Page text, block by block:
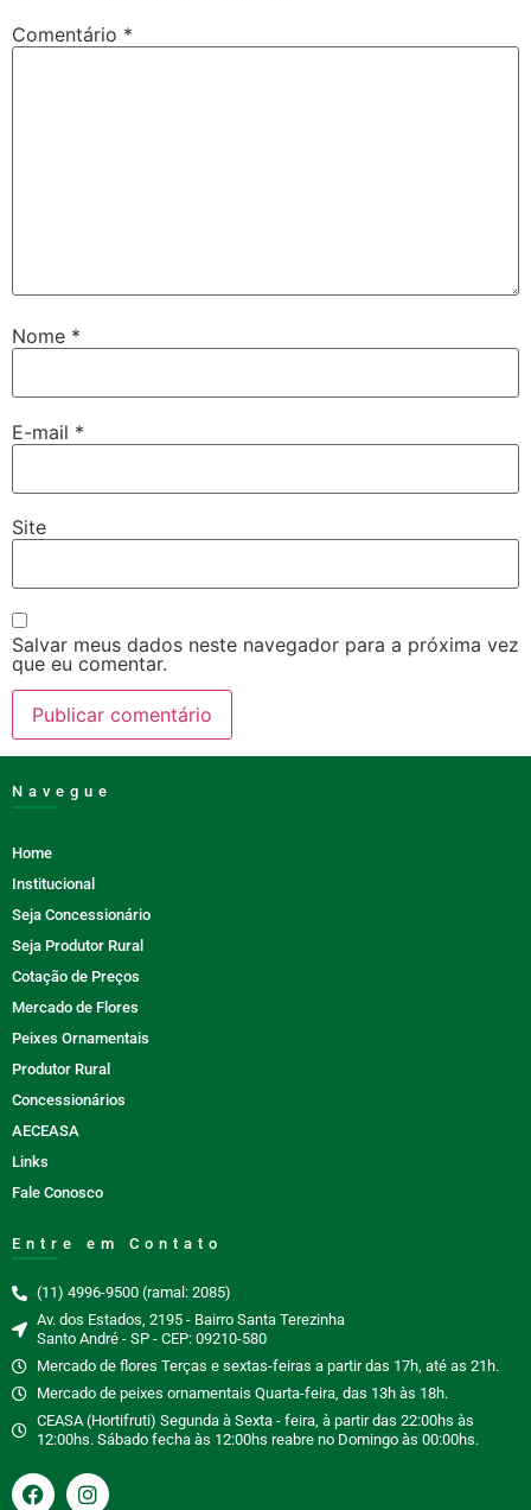
Comentário *
Nome *
E-mail *
Site
Salvar meus dados neste navegador para a próxima vez
que eu comentar.
Navegue
Home
Institucional
Seja Concessionário
Seja Produtor Rural
Cotação de Preços
Mercado de Flores
Peixes Ornamentais
Produtor Rural
Concessionários
AECEASA
Links
Fale Conosco
Entre em Contato
(11) 4996-9500 (ramal: 2085)
Av. dos Estados, 2195 - Bairro Santa Terezinha
Santo André - SP - CEP: 09210-580
Mercado de flores Terças e sextas-feiras a partir das 17h, até as 21h.
Mercado de peixes ornamentais Quarta-feira, das 13h às 18h.
CEASA (Hortifruti) Segunda à Sexta - feira, à partir das 22:00hs às
12:00hs. Sábado fecha às 12:00hs reabre no Domingo às 00:00hs.